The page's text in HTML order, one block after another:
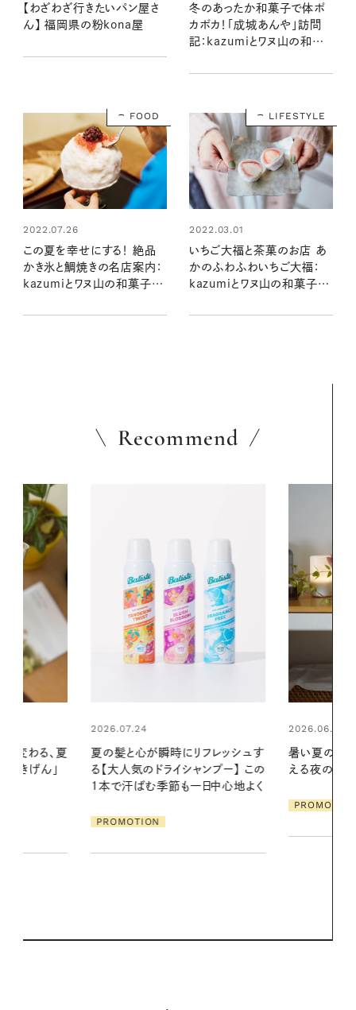
【わざわざ行きたいパン屋さ
ん】 福岡県の粉kona屋
冬のあったか和菓子で体ポ
カポカ！「成城あんや」訪問
記：kazumiとワヌ山の和菓
FOOD
2022.07.26
この夏を幸せにする！ 絶品
かき氷と鯛焼きの名店案内：
kazumiとワヌ山の和菓子の
LIFESTYLE
2022.03.01
いちご大福と茶菓のお店 あ
かのふわふわいちご大福：
kazumiとワヌ山の和菓子の
Recommend
レッシュす
プー】 この
2026.06.01
暑い夏のナイトルーティン。私を整
える夜の爽やかご褒美ケア
2026.07.21
発・ベーリングの